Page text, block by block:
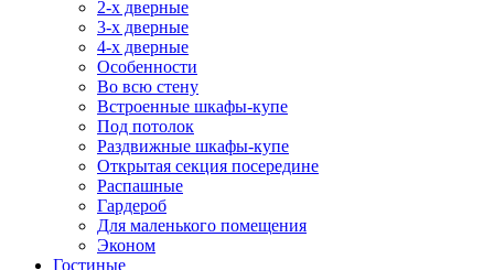
2-х дверные
3-х дверные
4-х дверные
Особенности
Во всю стену
Встроенные шкафы-купе
Под потолок
Раздвижные шкафы-купе
Открытая секция посередине
Распашные
Гардероб
Для маленького помещения
Эконом
Гостиные